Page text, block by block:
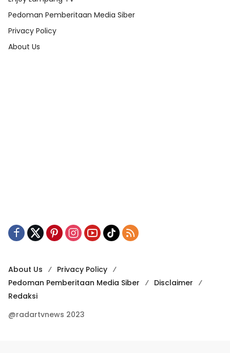
Pedoman Pemberitaan Media Siber
Privacy Policy
About Us
About Us
Privacy Policy
Pedoman Pemberitaan Media Siber
Disclaimer
Redaksi
@radartvnews 2023